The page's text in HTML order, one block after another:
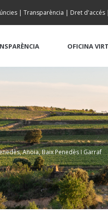
| Transparència | Dret d'accés
OFICINA
Anoia, Baix Penedès I Garraf